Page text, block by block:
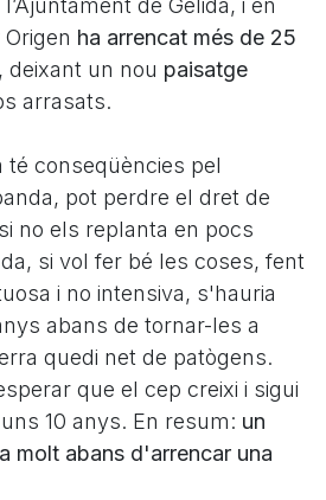
de Gelida, i en
ha arrencat més de 25
, deixant un nou paisatge
arrasats.
conseqüències pel
pot perdre el dret de
no els replanta en pocs
si vol fer bé les coses, fent
i no intensiva, s'hauria
abans de tornar-les a
quedi net de patògens.
que el cep creixi i sigui
10 anys. En resum: un
molt abans d'arrencar una